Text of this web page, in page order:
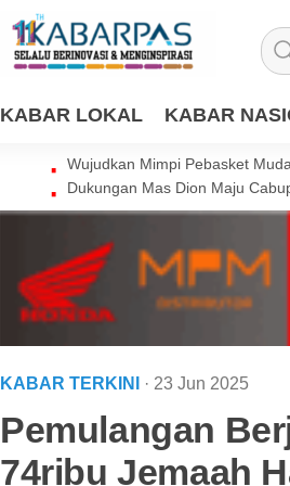
KABAR LOKAL KABAR
Wujudkan Mimpi Pebasket
Dukungan Mas Dion Maju
KABAR TERKINI · 23 Jun 2025
Pemulangan
74ribu Jemaah